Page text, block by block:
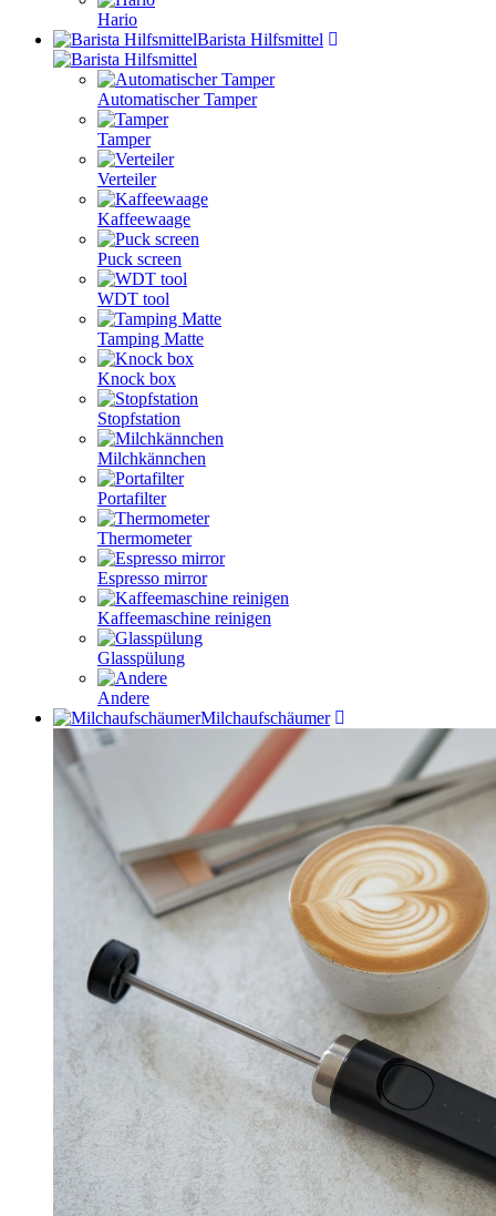
Hario
Barista Hilfsmittel
Automatischer Tamper
Tamper
Verteiler
Kaffeewaage
Puck screen
WDT tool
Tamping Matte
Knock box
Stopfstation
Milchkännchen
Portafilter
Thermometer
Espresso mirror
Kaffeemaschine reinigen
Glasspülung
Andere
Milchaufschäumer